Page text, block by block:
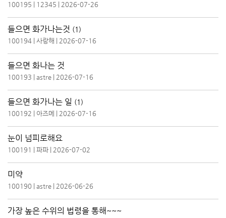
100195 12345 2026-07-26
들으면 화가나는것 (1)
100194 사랑해 2026-07-16
들으면 화나는 것
100193 astre 2026-07-16
들으면 화가나는 일 (1)
100192 아즈메 2026-07-16
눈이 넘피로해요
100191 파파 2026-07-02
미약
100190 astre 2026-06-26
가장 높은 수위의 법령을 통해~~~